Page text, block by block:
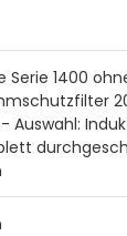
Serie 1400
Auswahl: